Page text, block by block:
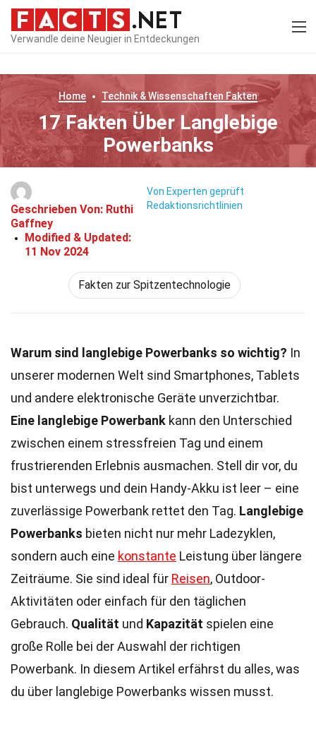
Verwandle deine Neugier in Entdeckungen
Home Technik & Wissenschaften Fakten
17 Fakten Über Langlebige
Powerbanks
Geschrieben Von: Ruthi
Gaffney
Modified & Updated:
11 Nov 2024
Von Experten geprüft
Redaktionsrichtlinien
Fakten zur Spitzentechnologie
Warum sind langlebige Powerbanks so wichtig? In
unserer modernen Welt sind Smartphones, Tablets
und andere elektronische Geräte unverzichtbar.
Eine langlebige Powerbank kann den Unterschied
zwischen einem stressfreien Tag und einem
frustrierenden Erlebnis ausmachen. Stell dir vor, du
bist unterwegs und dein Handy-Akku ist leer – eine
zuverlässige Powerbank rettet den Tag. Langlebige
Powerbanks bieten nicht nur mehr Ladezyklen,
sondern auch eine konstante Leistung über längere
Zeiträume. Sie sind ideal für Reisen, Outdoor-
Aktivitäten oder einfach für den täglichen
Gebrauch. Qualität und Kapazität spielen eine
große Rolle bei der Auswahl der richtigen
Powerbank. In diesem Artikel erfährst du alles, was
du über langlebige Powerbanks wissen musst.